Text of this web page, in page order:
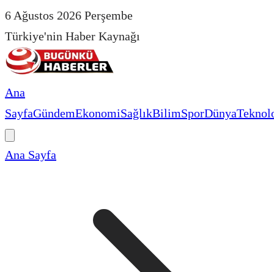
6 Ağustos 2026 Perşembe
Türkiye'nin Haber Kaynağı
Ana
SayfaGündemEkonomiSağlıkBilimSporDünya
Ana Sayfa